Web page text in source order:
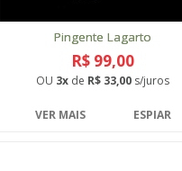
Pingente Lagarto
R$ 99,00
OU 3x de R$ 33,00 s/juros
VER MAIS ESPIAR